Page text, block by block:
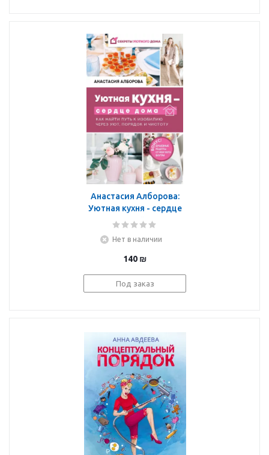
Анастасия Алборова:
Уютная кухня - сердце
дома. Как найти путь к
порядок и чистоту
Нет в наличии
140 ₪
Под заказ